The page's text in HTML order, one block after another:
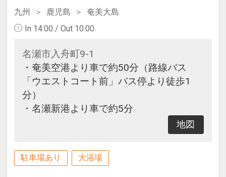
九州 鹿児島
奄美大島
In 14:00 / Out 10:00
名瀬市入舟町9-1
・奄美空港より車で約50分（路線バス
「ウエストコート前」バス停より徒歩1
分）
・名瀬新港より車で約5分
地図
駐車場あり 大浴場